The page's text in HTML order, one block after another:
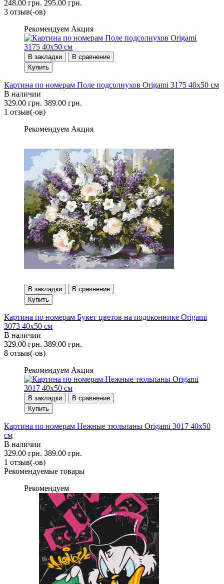
248.00 грн. 295.00 грн.
3 отзыв(-ов)
Рекомендуем Акция
В закладки
В сравнение
Купить
Картина по номерам Поле подсолнухов Origami 3175 40x50 см
В наличии
329.00 грн. 389.00 грн.
1 отзыв(-ов)
Рекомендуем Акция
В закладки
В сравнение
Купить
Картина по номерам Букет цветов на подоконнике Origami
3073 40x50 см
В наличии
329.00 грн. 389.00 грн.
8 отзыв(-ов)
Рекомендуем Акция
В закладки
В сравнение
Купить
Картина по номерам Нежные тюльпаны Origami 3017 40x50
см
В наличии
329.00 грн. 389.00 грн.
1 отзыв(-ов)
Рекомендуемые товары
Рекомендуем